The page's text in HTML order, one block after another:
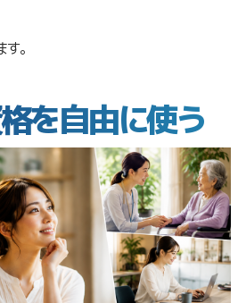
。
を自由に使う